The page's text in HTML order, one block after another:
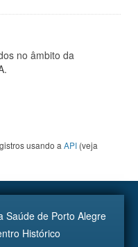
no âmbito da
usando a API (veja
Saúde de Porto Alegre
Histórico